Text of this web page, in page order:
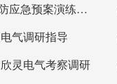
预防为主，防治结合 | 欣灵电气开展消防应急预案演练活动
气调研指导
灵电气考察调研